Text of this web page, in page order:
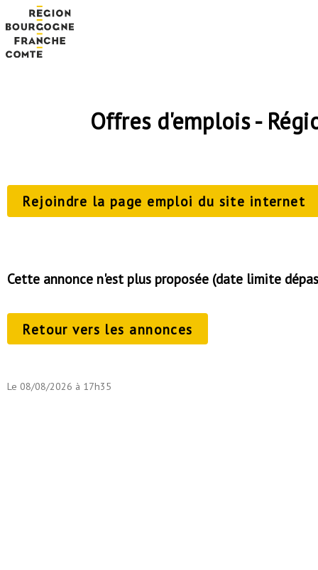
Offres d'emplois -
Rejoindre la page emploi du site internet
Cette annonce n'est plus proposée (date limite
Retour vers les annonces
Le 08/08/2026 à 17h35